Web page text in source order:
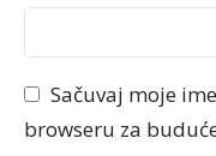
Sačuvaj moje
browseru za